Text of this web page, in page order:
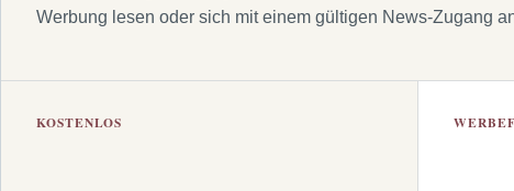
Werbung lesen oder sich mit einem gültigen News-Zugang
KOSTENLOS